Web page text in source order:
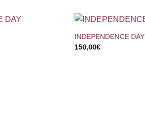
+
INDEPENDENCE DAY
150,00€